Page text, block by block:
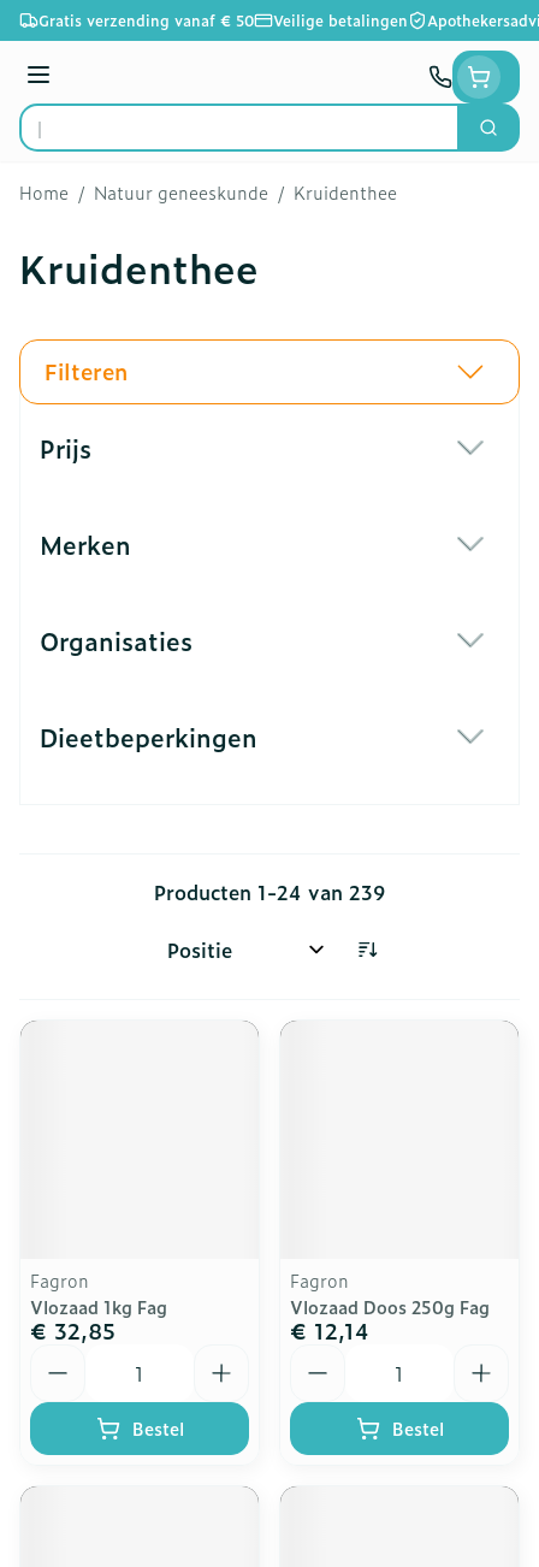
Ga naar de inhoud
Gratis verzending vanaf € 50 Veilige betalingen
Menu
Product, merk, categorie...
Zoek
Home / Natuur geneeskunde / Kruidenthee
Kruidenthee
Filteren
Prijs
Merken
Organisaties
Dieetbeperkingen
Producten 1-24 van 239
Sorteer op:
Fagron
Vlozaad 1kg Fag
€ 32,85
Bestel
Fagron
Vlozaad Doos 250g Fag
€ 12,14
Bestel